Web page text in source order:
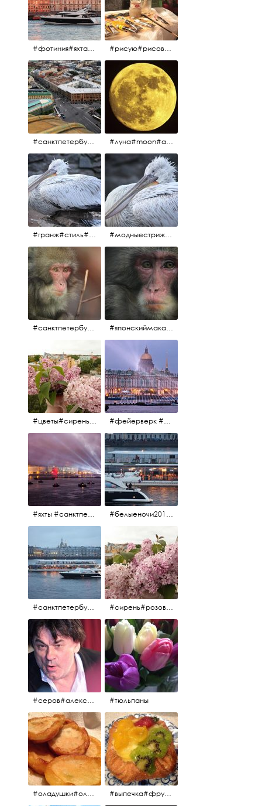
#фотиния#яхтафотиния#дмитриймедведев#медведев#яхта#алыепаруса2013#2013#алыепаруса #нева#санктпетербург #yachtphotinia#yacht #рисую#рисовать#краскихолстмасло#картина#холст#кисточки#палитра#художник#портрет#aplgallery
#санктпетербург #исаакиевскийсобор #исакий #луна#moon#апрельскаялуна#санктпетербург
#гранж#стиль#тренд#тренд2017 #модныестрижки#санктпетербург #пеликан #птицы#причёски #модныестрижки#стильныестрижки#причёски#зоопарк #пеликан#санктпетербург #причёскиподуше
#санктпетербург #macacafuscata #macaca #ленинградскийзоопарк #снежнаяобезьяна #японскиймакак #макака #зоопарк #японскиймакак#снежнаяобезьяна#приматы#макака#зоопарк#животные#ленинградскийзоопарк#macaca#macacafuscata#санктпетербург
#цветы#сирень #розоваясирень #натюрморт #натюрмортсцветами #весна2012 #пробуждение #фейерверк #салют #парусник #санктпетербург #белыеночи2012 #белыеночи #алыепаруса2012 #алыепаруса #нева
#яхты #санктпетербург #нева #белыеночи2012 #алыепаруса #алыепаруса2012#парусник#салют#фейерверк #белыеночи2012 #белыеночи #2012 #нева #санктпетербург #яхты
#санктпетербург #нева#яхты#2012 #белыеночи#белыеночи2012 #сирень#розоваясирень#натюрморт#натюрмортсцветами#2012#весна2012
#серов#александрсеров#певец#народныйартист#эстрадныйпевец#композитор#тыменялюбишь#мадонна#ялюблютебядослёз #тюльпаны
#оладушки#оладушкинакефире #оладушкисяблоками #кефир#яблоки С утра испёк, на кефире с яблоками. #выпечка#фрукты#пекарня#зима